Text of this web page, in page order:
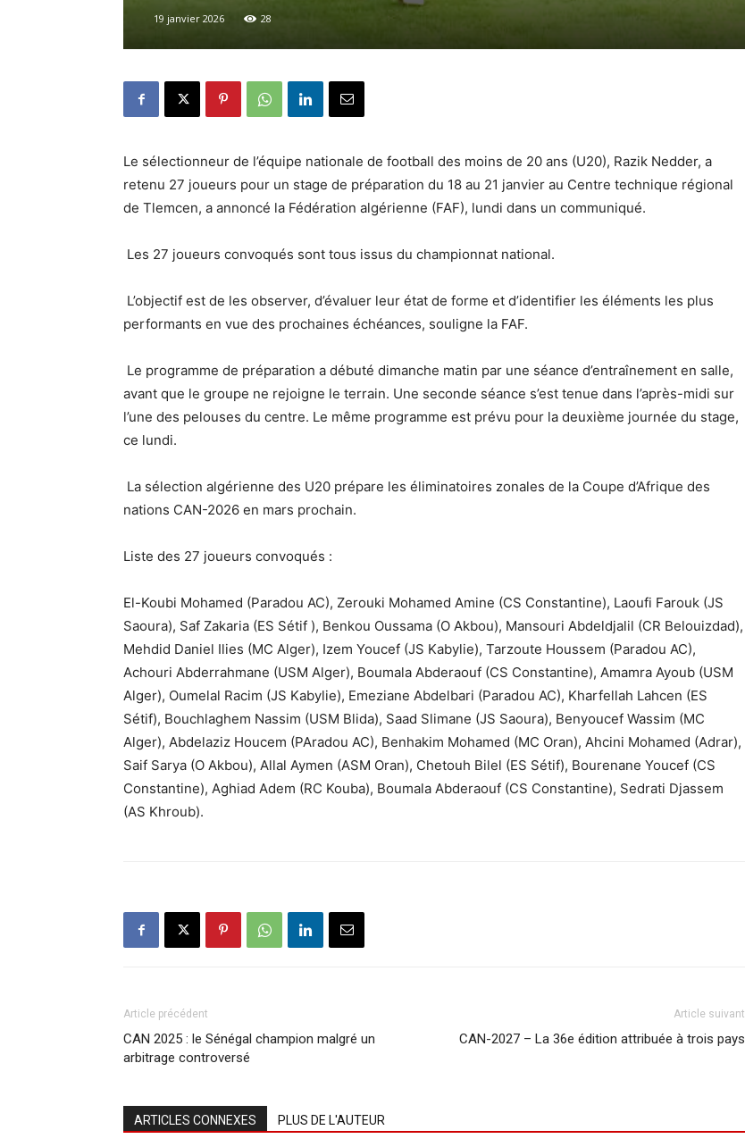
19 janvier 2026 28
Le sélectionneur de l’équipe nationale de football des moins de 20 ans (U20), Razik Nedder, a
retenu 27 joueurs pour un stage de préparation du 18 au 21 janvier au Centre technique régional
de Tlemcen, a annoncé la Fédération algérienne (FAF), lundi dans un communiqué.
Les 27 joueurs convoqués sont tous issus du championnat national.
L’objectif est de les observer, d’évaluer leur état de forme et d’identifier les éléments les plus
performants en vue des prochaines échéances, souligne la FAF.
Le programme de préparation a débuté dimanche matin par une séance d’entraînement en salle,
avant que le groupe ne rejoigne le terrain. Une seconde séance s’est tenue dans l’après-midi sur
l’une des pelouses du centre. Le même programme est prévu pour la deuxième journée du stage,
ce lundi.
La sélection algérienne des U20 prépare les éliminatoires zonales de la Coupe d’Afrique des
nations CAN-2026 en mars prochain.
Liste des 27 joueurs convoqués :
El-Koubi Mohamed (Paradou AC), Zerouki Mohamed Amine (CS Constantine), Laoufi Farouk (JS
Saoura), Saf Zakaria (ES Sétif ), Benkou Oussama (O Akbou), Mansouri Abdeldjalil (CR Belouizdad),
Mehdid Daniel Ilies (MC Alger), Izem Youcef (JS Kabylie), Tarzoute Houssem (Paradou AC),
Achouri Abderrahmane (USM Alger), Boumala Abderaouf (CS Constantine), Amamra Ayoub (USM
Alger), Oumelal Racim (JS Kabylie), Emeziane Abdelbari (Paradou AC), Kharfellah Lahcen (ES
Sétif), Bouchlaghem Nassim (USM Blida), Saad Slimane (JS Saoura), Benyoucef Wassim (MC
Alger), Abdelaziz Houcem (PAradou AC), Benhakim Mohamed (MC Oran), Ahcini Mohamed (Adrar),
Saif Sarya (O Akbou), Allal Aymen (ASM Oran), Chetouh Bilel (ES Sétif), Bourenane Youcef (CS
Constantine), Aghiad Adem (RC Kouba), Boumala Abderaouf (CS Constantine), Sedrati Djassem
(AS Khroub).
Article précédent
CAN 2025 : le Sénégal champion malgré un
arbitrage controversé
Article suivant
CAN-2027 – La 36e édition attribuée à trois pays
ARTICLES CONNEXES PLUS DE L'AUTEUR